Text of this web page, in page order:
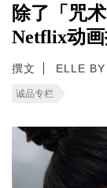
除了「咒
Netflix动
撰文 ELLE
诚品专栏